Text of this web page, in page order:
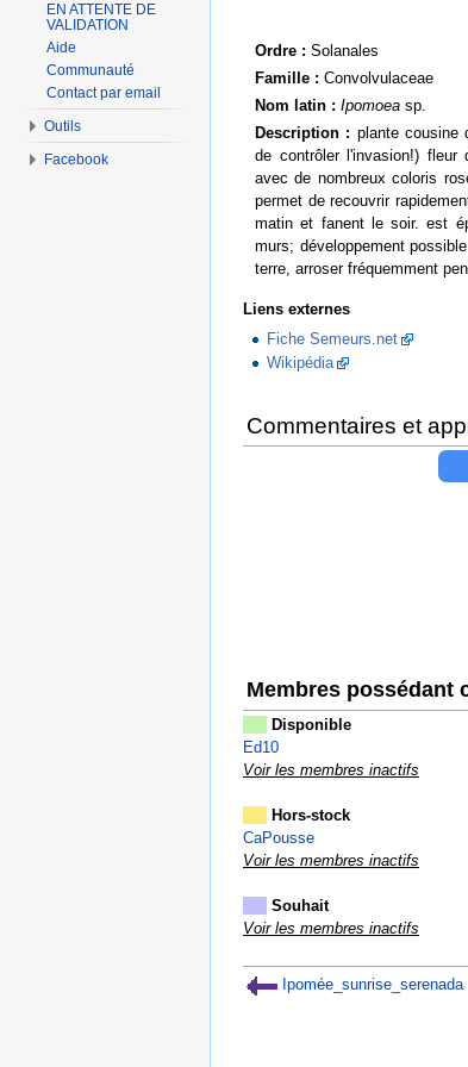
Ordre : Solanales
Famille : Convolvulaceae
Nom latin : Ipomoea sp.
Description : plante cousine
de contrôler l'invasion!)
avec de nombreux coloris
permet de recouvrir
matin et fanent le soir. est
murs; développement
terre, arroser fréquemment
Liens externes
Fiche Semeurs.net
Wikipédia
Commentaires et
Membres possédant
Disponible
Ed10
Voir les membres inactifs
Hors-stock
CaPousse
Voir les membres inactifs
Souhait
Voir les membres inactifs
Ipomée_sunrise_serenada
EN ATTENTE DE
VALIDATION
Aide
Communauté
Contact par email
Outils
Facebook